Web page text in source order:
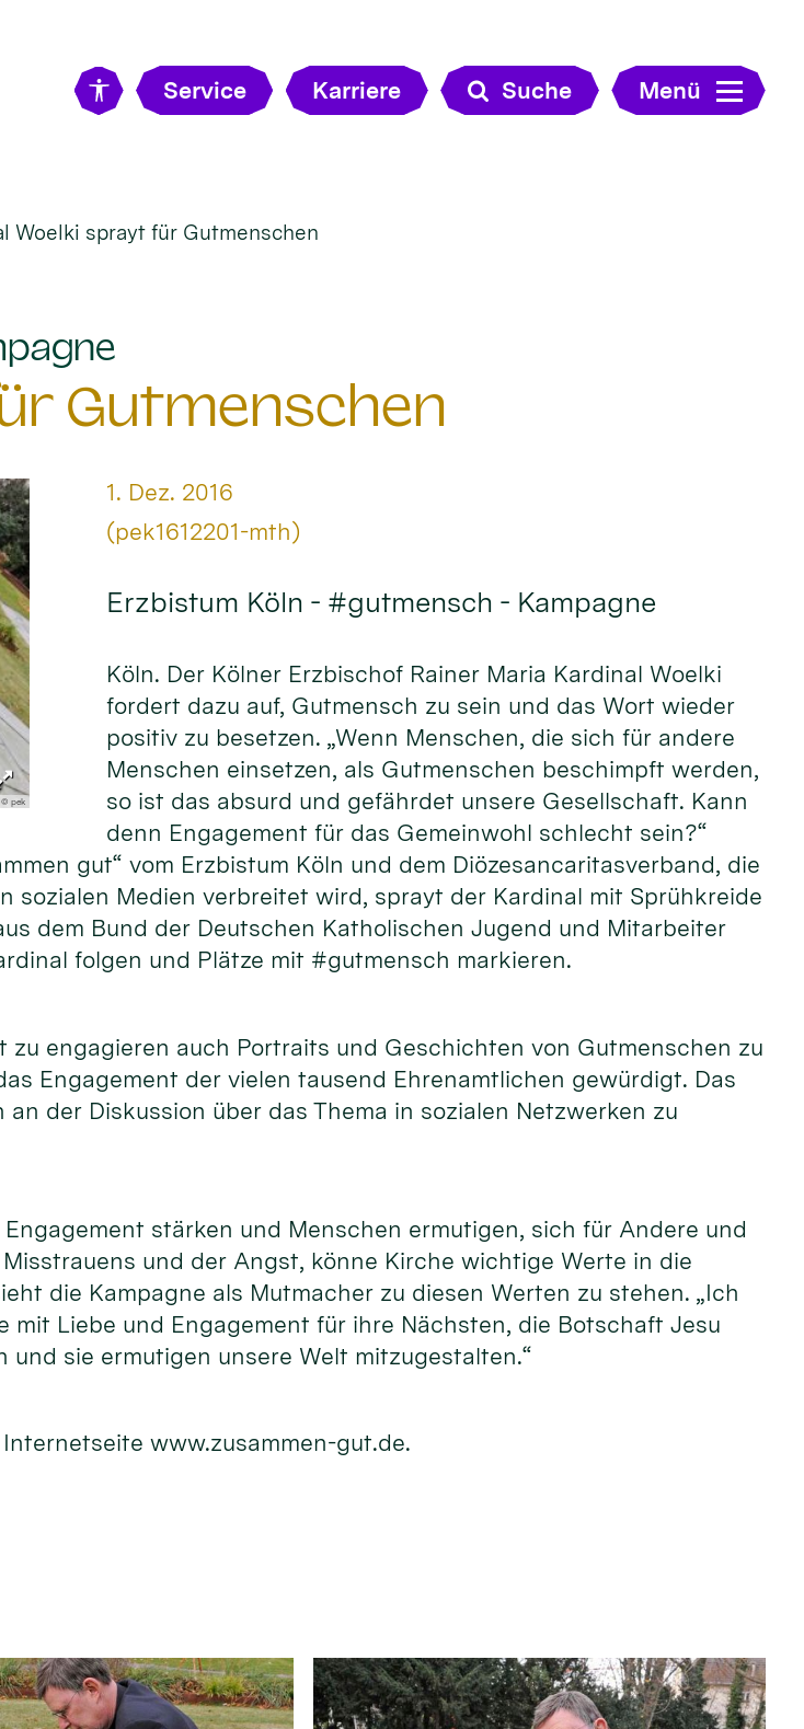
Service Karriere Suche Menü
Woelki sprayt für Gutmenschen
Gutmenschen
© pek
Datum:
1. Dez. 2016
Von:
(pek1612201-mth)
Erzbistum Köln - #gutmensch - Kampagne
Köln. Der Kölner Erzbischof Rainer Maria Kardinal Woelki
fordert dazu auf, Gutmensch zu sein und das Wort wieder
positiv zu besetzen. „Wenn Menschen, die sich für andere
Menschen einsetzen, als Gutmenschen beschimpft werden,
so ist das absurd und gefährdet unsere Gesellschaft. Kann
denn Engagement für das Gemeinwohl schlecht sein?“
gut“ vom Erzbistum Köln und dem Diözesancaritasverband, die
sozialen Medien verbreitet wird, sprayt der Kardinal mit Sprühkreide
dem Bund der Deutschen Katholischen Jugend und Mitarbeiter
folgen und Plätze mit #gutmensch markieren.
engagieren auch Portraits und Geschichten von Gutmenschen zu
Engagement der vielen tausend Ehrenamtlichen gewürdigt. Das
der Diskussion über das Thema in sozialen Netzwerken zu
stärken und Menschen ermutigen, sich für Andere und
und der Angst, könne Kirche wichtige Werte in die
die Kampagne als Mutmacher zu diesen Werten zu stehen. „Ich
Liebe und Engagement für ihre Nächsten, die Botschaft Jesu
sie ermutigen unsere Welt mitzugestalten.“
www.zusammen-gut.de.